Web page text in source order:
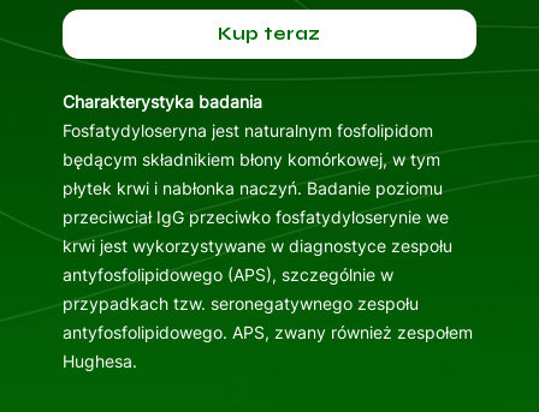
Kup teraz
Charakterystyka badania
Fosfatydyloseryna jest naturalnym fosfolipidom
będącym składnikiem błony komórkowej, w tym
płytek krwi i nabłonka naczyń. Badanie poziomu
przeciwciał IgG przeciwko fosfatydyloserynie we
krwi jest wykorzystywane w diagnostyce zespołu
antyfosfolipidowego (APS), szczególnie w
przypadkach tzw. seronegatywnego zespołu
antyfosfolipidowego. APS, zwany również zespołem
Hughesa.